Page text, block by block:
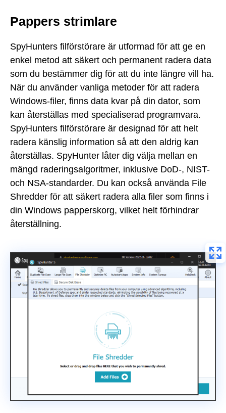
Pappers strimlare
SpyHunters filförstörare är utformad för att ge en
enkel metod att säkert och permanent radera data
som du bestämmer dig för att du inte längre vill ha.
När du använder vanliga metoder för att radera
Windows-filer, finns data kvar på din dator, som
kan återställas med specialiserad programvara.
SpyHunters filförstörare är designad för att helt
radera känslig information så att den aldrig kan
återställas. SpyHunter låter dig välja mellan en
mängd raderingsalgoritmer, inklusive DoD-, NIST-
och NSA-standarder. Du kan också använda File
Shredder för att säkert radera alla filer som finns i
din Windows papperskorg, vilket helt förhindrar
återställning.